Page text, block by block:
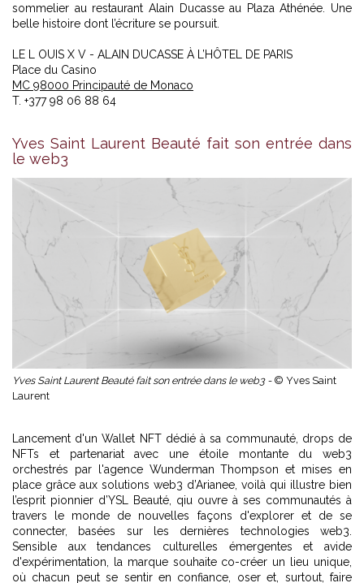
sommelier au restaurant Alain Ducasse au Plaza Athénée. Une
belle histoire dont l’écriture se poursuit.
LE L OUIS X V - ALAIN DUCASSE À L’HÔTEL DE PARIS
Place du Casino
MC 98000 Principauté de Monaco
T. +377 98 06 88 64
Yves Saint Laurent Beauté fait son entrée dans
le web3
Yves Saint Laurent Beauté fait son entrée dans le web3 - © Yves Saint
Laurent
Lancement d'un Wallet NFT dédié à sa communauté, drops de
NFTs et partenariat avec une étoile montante du web3
orchestrés par l'agence Wunderman Thompson et mises en
place grâce aux solutions web3 d’Arianee, voilà qui illustre bien
l’esprit pionnier d’YSL Beauté, qiu ouvre à ses communautés à
travers le monde de nouvelles façons d'explorer et de se
connecter, basées sur les dernières technologies web3.
Sensible aux tendances culturelles émergentes et avide
d'expérimentation, la marque souhaite co-créer un lieu unique,
où chacun peut se sentir en confiance, oser et, surtout, faire